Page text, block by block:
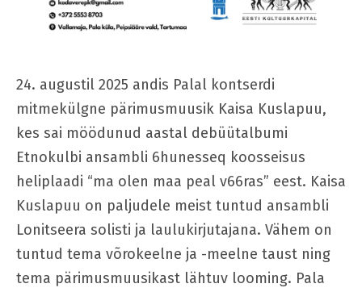
24. augustil 2025 andis Palal kontserdi
mitmekülgne pärimusmuusik Kaisa Kuslapuu,
kes sai möödunud aastal debüütalbumi
Etnokulbi ansambli 6hunesseq koosseisus
heliplaadi “ma olen maa peal v66ras” eest. Kaisa
Kuslapuu on paljudele meist tuntud ansambli
Lonitseera solisti ja laulukirjutajana. Vähem on
tuntud tema võrokeelne ja -meelne taust ning
tema pärimusmuusikast lähtuv looming. Pala